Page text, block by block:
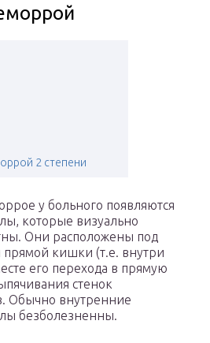
2 степени
у больного появляются
которые визуально
Они расположены под
прямой кишки (т.е. внутри
его перехода в прямую
стенок
Обычно внутренние
безболезненны.